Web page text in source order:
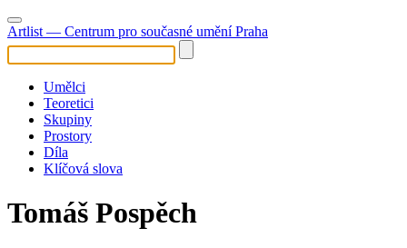
Artlist — Centrum pro současné umění Praha
Umělci
Teoretici
Skupiny
Prostory
Díla
Klíčová slova
Tomáš Pospěch